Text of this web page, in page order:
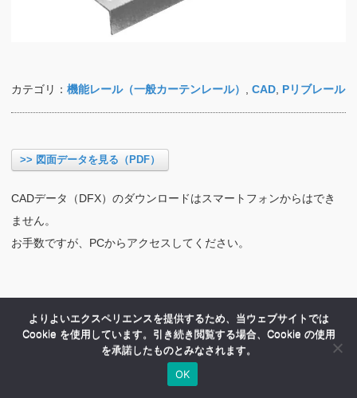
カテゴリ： 機能レール（一般カーテンレール） CAD Pリブレール
>> 図面データを見る（PDF）
CADデータ（DFX）のダウンロードはスマートフォンからはでき
ません。
お手数ですが、PCからアクセスしてください。
よりよいエクスペリエンスを提供するため、当ウェブサイトでは
Cookie を使用しています。引き続き閲覧する場合、Cookie の使用
を承諾したものとみなされます。
OK